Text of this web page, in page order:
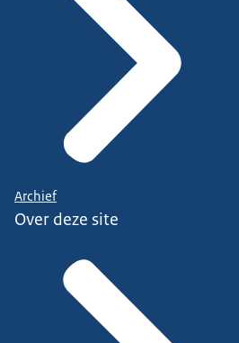
Archief
Over deze site